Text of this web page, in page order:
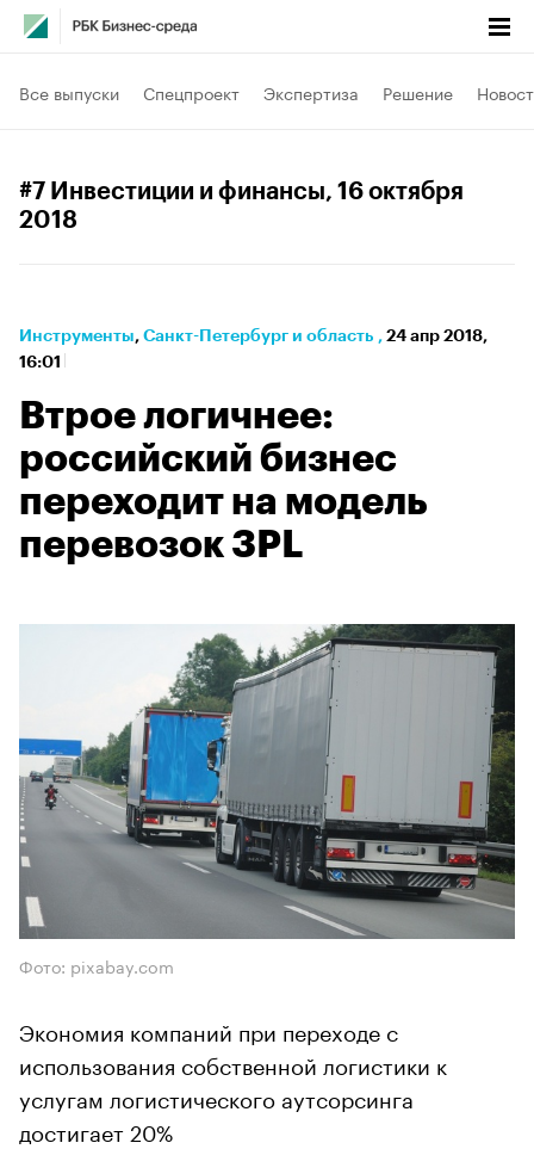
Все выпуски Спецпроект Экспертиза Решение
#7 Инвестиции и финансы, 16 октября
2018
Инструменты⁠, Санкт-Петербург и область , 24 апр 2018,
16:01
Втрое логичнее:
российский бизнес
переходит на модель
перевозок 3PL
Фото: pixabay.com
​​​​​​​Экономия компаний при переходе с
использования собственной логистики к
услугам логистического аутсорсинга
достигает 20%